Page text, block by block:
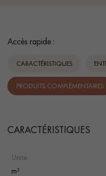
Accès rapide :
CARACTÉRISTIQUES
PRODUITS COMPLÉMENTAIRES
CARACTÉRISTIQUES
Unité :
m²